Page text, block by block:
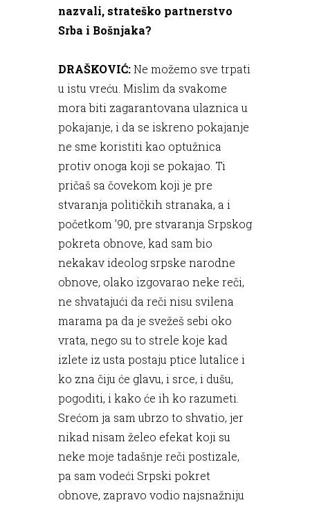
nazvali, strateško partnerstvo
Srba i Bošnjaka?
DRAŠKOVIĆ:Ne možemo sve trpati
u istu vreću. Mislim da svakome
mora biti zagarantovana ulaznica u
pokajanje, i da se iskreno pokajanje
ne sme koristiti kao optužnica
protiv onoga koji se pokajao. Ti
pričaš sa čovekom koji je pre
stvaranja političkih stranaka, a i
početkom ’90, pre stvaranja Srpskog
pokreta obnove, kad sam bio
nekakav ideolog srpske narodne
obnove, olako izgovarao neke reči,
ne shvatajući da reči nisu svilena
marama pa da je svežeš sebi oko
vrata, nego su to strele koje kad
izlete iz usta postaju ptice lutalice i
ko zna čiju će glavu, i srce, i dušu,
pogoditi, i kako će ih ko razumeti.
Srećom ja sam ubrzo to shvatio, jer
nikad nisam želeo efekat koji su
neke moje tadašnje reči postizale,
pa sam vodeći Srpski pokret
obnove, zapravo vodio najsnažniju